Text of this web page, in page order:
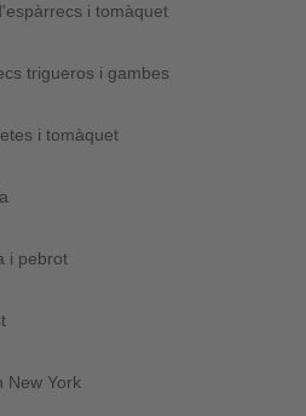
i tomàquet
trigueros i gambes
i tomàquet
i pebrot
New York